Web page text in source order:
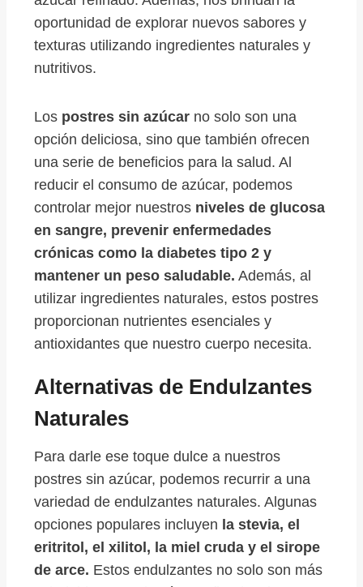
oportunidad de explorar nuevos sabores y
texturas utilizando ingredientes naturales y
nutritivos.
Los postres sin azúcar no solo son una
opción deliciosa, sino que también ofrecen
una serie de beneficios para la salud. Al
reducir el consumo de azúcar, podemos
controlar mejor nuestros niveles de glucosa
en sangre, prevenir enfermedades
crónicas como la diabetes tipo 2 y
mantener un peso saludable. Además, al
utilizar ingredientes naturales, estos postres
proporcionan nutrientes esenciales y
antioxidantes que nuestro cuerpo necesita.
Alternativas de Endulzantes
Naturales
Para darle ese toque dulce a nuestros
postres sin azúcar, podemos recurrir a una
variedad de endulzantes naturales. Algunas
opciones populares incluyen la stevia, el
eritritol, el xilitol, la miel cruda y el sirope
de arce. Estos endulzantes no solo son más